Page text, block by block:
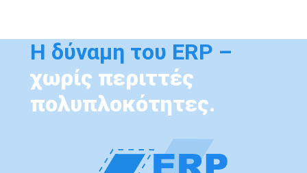
Η δύναμη του ERP –
χωρίς περιττές
πολυπλοκότητες.